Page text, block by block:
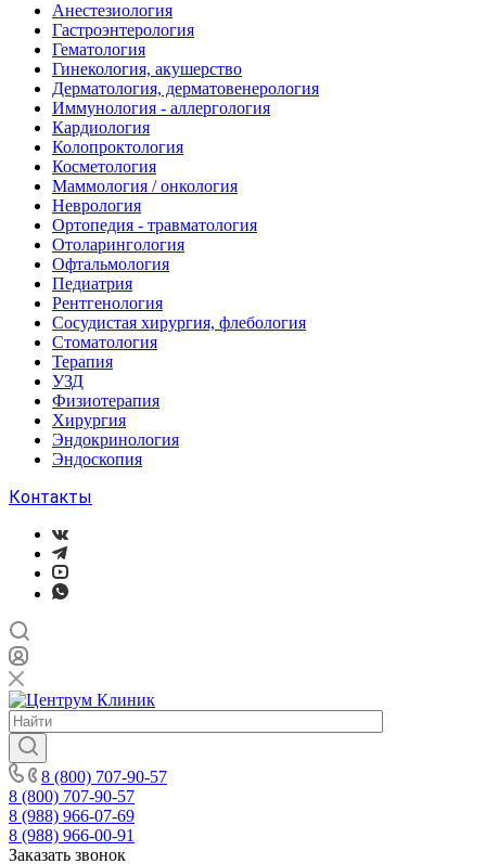
Анестезиология
Гастроэнтерология
Гематология
Гинекология, акушерство
Дерматология, дерматовенерология
Иммунология - аллергология
Кардиология
Колопроктология
Косметология
Маммология / онкология
Неврология
Ортопедия - травматология
Отоларингология
Офтальмология
Педиатрия
Рентгенология
Сосудистая хирургия, флебология
Стоматология
Терапия
УЗД
Физиотерапия
Хирургия
Эндокринология
Эндоскопия
Контакты
8 (800) 707-90-57
8 (800) 707-90-57
8 (988) 966-07-69
8 (988) 966-00-91
Заказать звонок